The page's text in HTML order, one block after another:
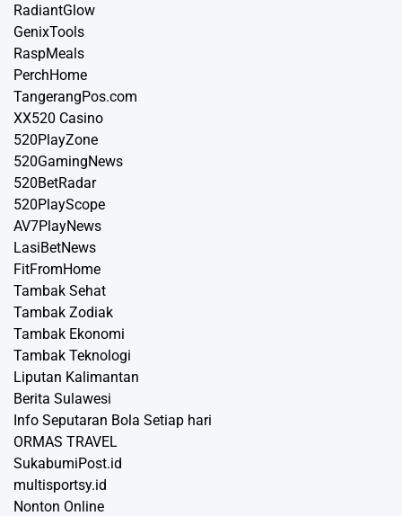
RadiantGlow
GenixTools
RaspMeals
PerchHome
TangerangPos.com
XX520 Casino
520PlayZone
520GamingNews
520BetRadar
520PlayScope
AV7PlayNews
LasiBetNews
FitFromHome
Tambak Sehat
Tambak Zodiak
Tambak Ekonomi
Tambak Teknologi
Liputan Kalimantan
Berita Sulawesi
Info Seputaran Bola Setiap hari
ORMAS TRAVEL
SukabumiPost.id
multisportsy.id
Nonton Online